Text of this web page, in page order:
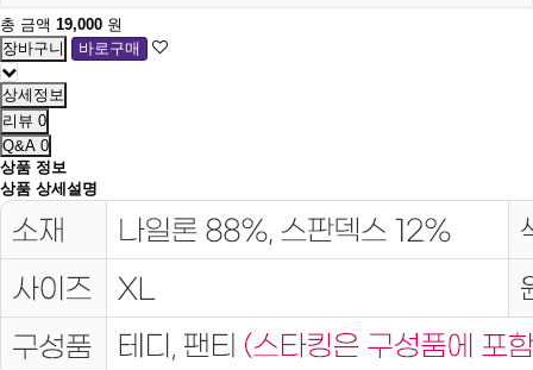
총 금액 19,000 원
상세정보
리뷰 0
Q&A 0
상품 정보
상품 상세설명